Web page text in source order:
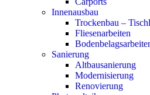
Innenausbau
Trockenbau –
Fliesenarbeiten
Sanierung
Altbausanierung
Modernisierung
Renovierung